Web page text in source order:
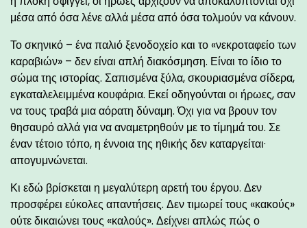
μέσα από όσα λένε αλλά μέσα από όσα τολμούν να κάνουν.
Το σκηνικό – ένα παλιό ξενοδοχείο και το «νεκροταφείο των
καραβιών» – δεν είναι απλή διακόσμηση. Είναι το ίδιο το
σώμα της ιστορίας. Σαπισμένα ξύλα, σκουριασμένα σίδερα,
εγκαταλελειμμένα κουφάρια. Εκεί οδηγούνται οι ήρωες, σαν
να τους τραβά μια αόρατη δύναμη. Όχι για να βρουν τον
θησαυρό αλλά για να αναμετρηθούν με το τίμημά του. Σε
έναν τέτοιο τόπο, η έννοια της ηθικής δεν καταργείται·
απογυμνώνεται.
Κι εδώ βρίσκεται η μεγαλύτερη αρετή του έργου. Δεν
προσφέρει εύκολες απαντήσεις. Δεν τιμωρεί τους «κακούς»
ούτε δικαιώνει τους «καλούς». Δείχνει απλώς πώς ο